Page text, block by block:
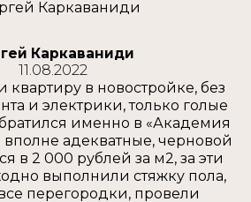
Каркаваниди
11.08.2022
квартиру в новостройке, без
и электрики, только голые
именно в «Академия
адекватные, черновой
в 2 000 рублей за м2, за эти
выполнили стяжку пола,
перегородки, провели